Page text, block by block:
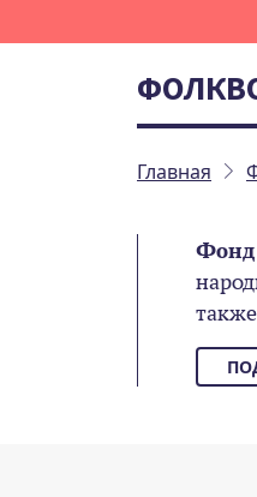
Главная
Фонд